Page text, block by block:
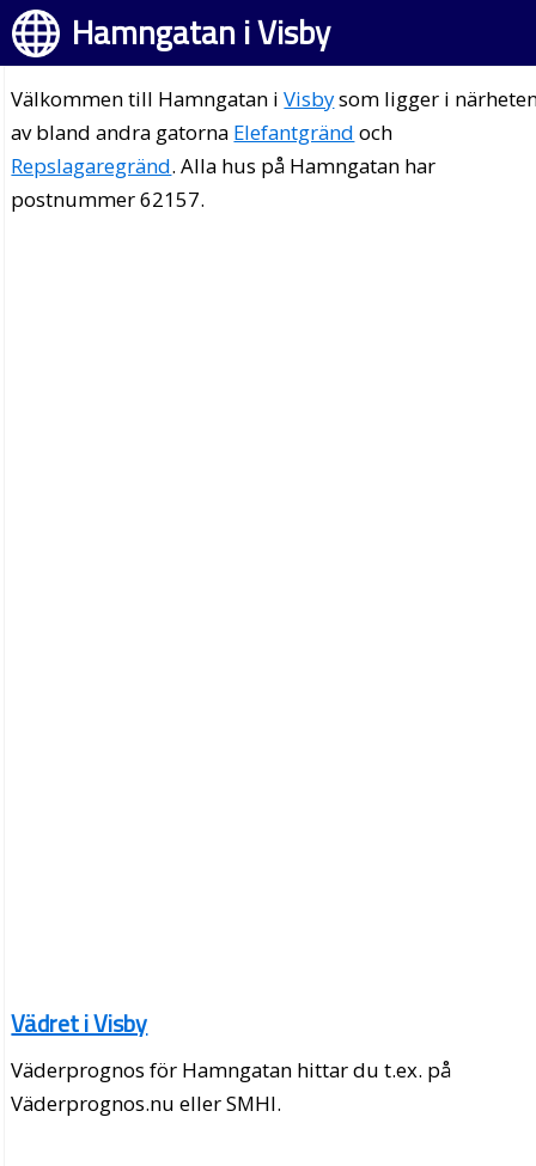
Hamngatan i Visby
Välkommen till Hamngatan iVisbysom ligger i
av bland andra gatorna Elefantgränd och
Repslagaregränd. Alla hus på Hamngatan har
postnummer 62157.
Vädret i Visby
Väderprognos för Hamngatan hittar du t.ex. på
Väderprognos.nu eller SMHI.